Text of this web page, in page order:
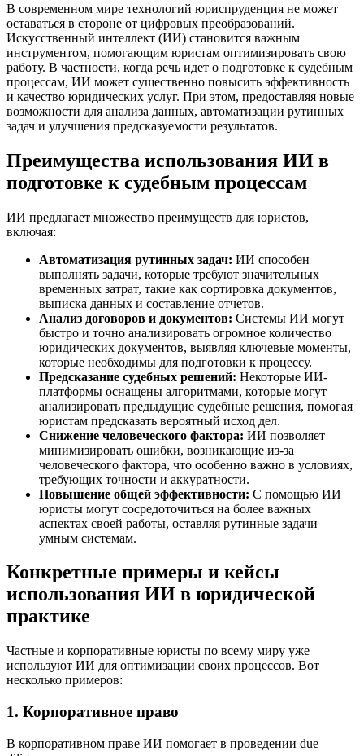
В современном мире технологий юриспруденция не может
оставаться в стороне от цифровых преобразований.
Искусственный интеллект (ИИ) становится важным
инструментом, помогающим юристам оптимизировать свою
работу. В частности, когда речь идет о подготовке к судебным
процессам, ИИ может существенно повысить эффективность
и качество юридических услуг. При этом, предоставляя новые
возможности для анализа данных, автоматизации рутинных
задач и улучшения предсказуемости результатов.
Преимущества использования ИИ в
подготовке к судебным процессам
ИИ предлагает множество преимуществ для юристов,
включая:
Автоматизация рутинных задач: ИИ способен
выполнять задачи, которые требуют значительных
временных затрат, такие как сортировка документов,
выписка данных и составление отчетов.
Анализ договоров и документов: Системы ИИ могут
быстро и точно анализировать огромное количество
юридических документов, выявляя ключевые моменты,
которые необходимы для подготовки к процессу.
Предсказание судебных решений: Некоторые ИИ-
платформы оснащены алгоритмами, которые могут
анализировать предыдущие судебные решения, помогая
юристам предсказать вероятный исход дел.
Снижение человеческого фактора: ИИ позволяет
минимизировать ошибки, возникающие из-за
человеческого фактора, что особенно важно в условиях,
требующих точности и аккуратности.
Повышение общей эффективности: С помощью ИИ
юристы могут сосредоточиться на более важных
аспектах своей работы, оставляя рутинные задачи
умным системам.
Конкретные примеры и кейсы
использования ИИ в юридической
практике
Частные и корпоративные юристы по всему миру уже
используют ИИ для оптимизации своих процессов. Вот
несколько примеров:
1. Корпоративное право
В корпоративном праве ИИ помогает в проведении due